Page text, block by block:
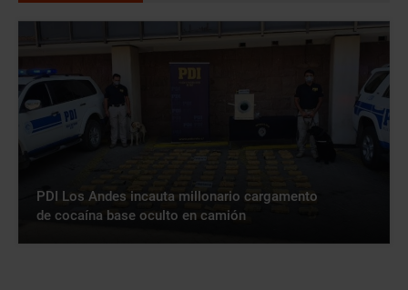
PDI Los Andes incauta millonario cargamento
de cocaína base oculto en camión